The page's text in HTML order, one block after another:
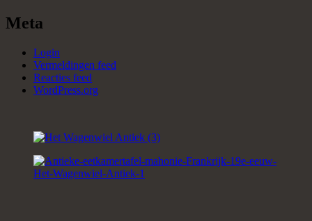
Meta
Login
Vermeldingen feed
Reacties feed
WordPress.org